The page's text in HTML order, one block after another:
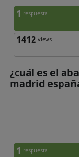
1 respuesta
1412 views
¿cuál es el
madrid
1 respuesta